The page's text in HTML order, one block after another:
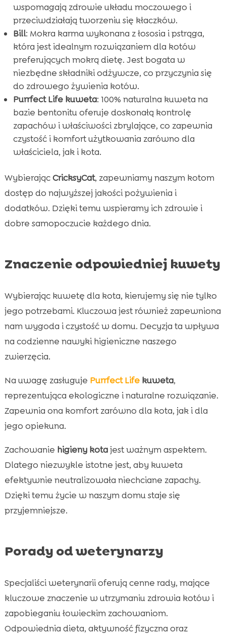
wspomagają zdrowie układu moczowego i
przeciwdziałają tworzeniu się kłaczków.
Bill: Mokra karma wykonana z łososia i pstrąga,
która jest idealnym rozwiązaniem dla kotów
preferujących mokrą dietę. Jest bogata w
niezbędne składniki odżywcze, co przyczynia się
do zdrowego żywienia kotów.
Purrfect Life kuweta: 100% naturalna kuweta na
bazie bentonitu oferuje doskonałą kontrolę
zapachów i właściwości zbrylające, co zapewnia
czystość i komfort użytkowania zarówno dla
właściciela, jak i kota.
WybierającCricksyCat, zapewniamy naszym kotom
dostęp do najwyższej jakości pożywienia i
dodatków. Dzięki temu wspieramy ich zdrowie i
dobre samopoczucie każdego dnia.
Znaczenie odpowiedniej kuwety
Wybierając kuwetę dla kota, kierujemy się nie tylko
jego potrzebami. Kluczowa jest również zapewniona
nam wygoda i czystość w domu. Decyzja ta wpływa
na codzienne nawyki higieniczne naszego
zwierzęcia.
Na uwagę zasługuje Purrfect Lifekuweta,
reprezentująca ekologiczne i naturalne rozwiązanie.
Zapewnia ona komfort zarówno dla kota, jak i dla
jego opiekuna.
Zachowanie higieny kotajest ważnym aspektem.
Dlatego niezwykle istotne jest, aby kuweta
efektywnie neutralizowała niechciane zapachy.
Dzięki temu życie w naszym domu staje się
przyjemniejsze.
Porady od weterynarzy
Specjaliści weterynarii oferują cenne rady, mające
kluczowe znaczenie w utrzymaniu zdrowia kotów i
zapobieganiu łowieckim zachowaniom.
Odpowiednia dieta, aktywność fizyczna oraz